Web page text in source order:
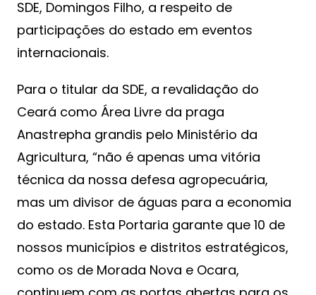
SDE, Domingos Filho, a respeito de
participações do estado em eventos
internacionais.
Para o titular da SDE, a revalidação do
Ceará como Área Livre da praga
Anastrepha grandis pelo Ministério da
Agricultura, “não é apenas uma vitória
técnica da nossa defesa agropecuária,
mas um divisor de águas para a economia
do estado. Esta Portaria garante que 10 de
nossos municípios e distritos estratégicos,
como os de Morada Nova e Ocara,